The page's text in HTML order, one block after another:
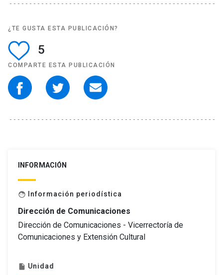
¿TE GUSTA ESTA PUBLICACIÓN?
5
COMPARTE ESTA PUBLICACIÓN
INFORMACIÓN
face Información periodística
Dirección de Comunicaciones
Dirección de Comunicaciones - Vicerrectoría de
Comunicaciones y Extensión Cultural
insert_drive_file Unidad